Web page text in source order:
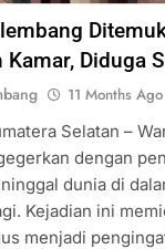
Kamar, Diduga
11 Months Ago
Selatan –
dengan
dunia di
Kejadian ini
menjadi